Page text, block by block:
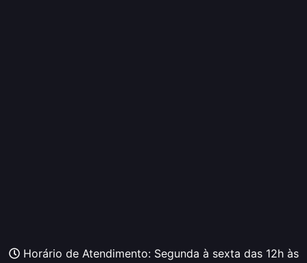
Horário de Atendimento: Segunda à sexta das 12h às